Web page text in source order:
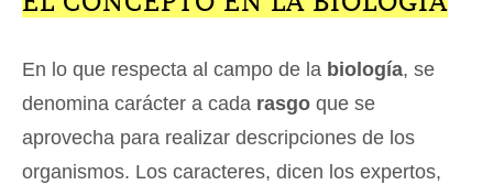
En lo que respecta al campo de la biología, se
denomina carácter a cada rasgo que se
aprovecha para realizar descripciones de los
organismos. Los caracteres, dicen los expertos,